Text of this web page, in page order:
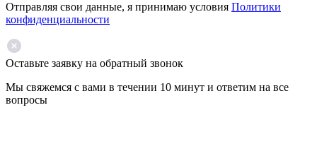
Отправляя свои данные, я принимаю условия Политики
конфиденциальности
Оставьте заявку на обратный звонок
Мы свяжемся с вами в течении 10 минут и ответим на все
вопросы